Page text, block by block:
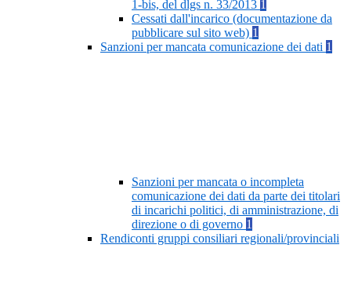
1-bis, del dlgs n. 33/2013 1
Cessati dall'incarico (documentazione da
pubblicare sul sito web) 1
Sanzioni per mancata comunicazione dei dati 1
Sanzioni per mancata o incompleta
comunicazione dei dati da parte dei titolari
di incarichi politici, di amministrazione, di
direzione o di governo 1
Rendiconti gruppi consiliari regionali/provinciali